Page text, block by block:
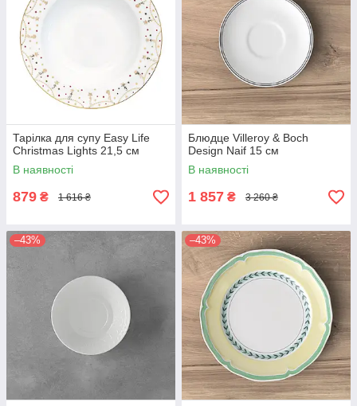
Тарілка для супу Easy Life
Christmas Lights 21,5 см
В наявності
879 ₴ 1 616 ₴
Блюдце Villeroy & Boch
Design Naif 15 см
В наявності
1 857 ₴ 3 260 ₴
–43% –43%